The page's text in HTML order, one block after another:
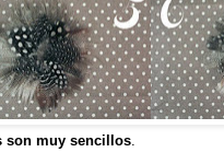
son muy sencillos.